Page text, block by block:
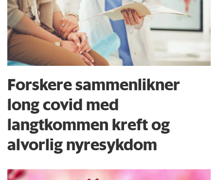
Forskere sammenlikner
long covid med
langtkommen kreft og
alvorlig nyresykdom